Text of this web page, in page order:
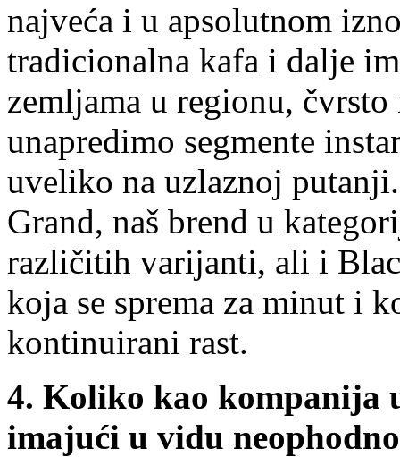
najveća i u apsolutnom
tradicionalna kafa i dalje
zemljama u regionu,
unapredimo segmente
uveliko na uzlaznoj
Grand, naš brend u
različitih varijanti, ali i
koja se sprema za minut i
kontinuirani rast.
4. Koliko kao kompanija
imajući u vidu